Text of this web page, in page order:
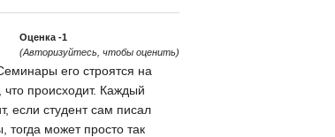
Оценка -1
(Авторизуйтесь, чтобы оценить)
его строятся на
происходит. Каждый
если студент сам писал
тогда может просто так